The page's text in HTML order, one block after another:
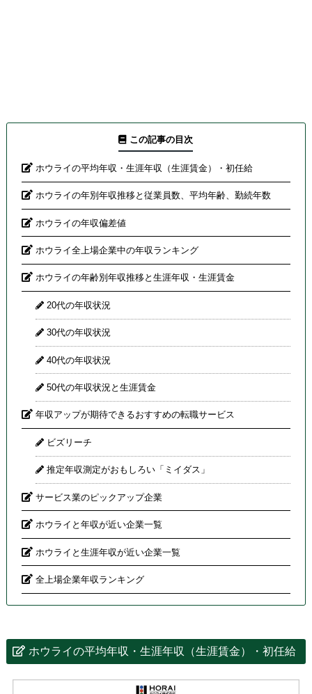
この記事の目次
ホウライの平均年収・生涯年収（生涯賃金）・初任給
ホウライの年別年収推移と従業員数、平均年齢、勤続年数
ホウライの年収偏差値
ホウライ全上場企業中の年収ランキング
ホウライの年齢別年収推移と生涯年収・生涯賃金
20代の年収状況
30代の年収状況
40代の年収状況
50代の年収状況と生涯賃金
年収アップが期待できるおすすめの転職サービス
ビズリーチ
推定年収測定がおもしろい「ミイダス」
サービス業のピックアップ企業
ホウライと年収が近い企業一覧
ホウライと生涯年収が近い企業一覧
全上場企業年収ランキング
ホウライの平均年収・生涯年収（生涯賃金）・初任給